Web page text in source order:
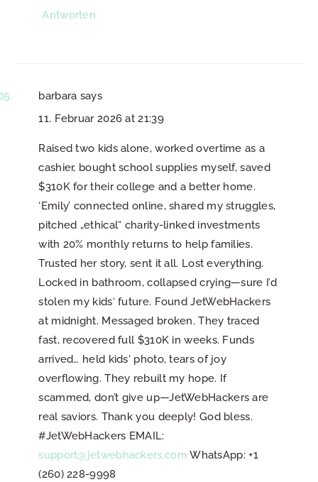
Antworten
barbara says
11. Februar 2026 at 21:39
Raised two kids alone, worked overtime as a
cashier, bought school supplies myself, saved
$310K for their college and a better home.
‘Emily’ connected online, shared my struggles,
pitched „ethical“ charity-linked investments
with 20% monthly returns to help families.
Trusted her story, sent it all. Lost everything.
Locked in bathroom, collapsed crying—sure I’d
stolen my kids‘ future. Found JetWebHackers
at midnight. Messaged broken. They traced
fast, recovered full $310K in weeks. Funds
arrived… held kids‘ photo, tears of joy
overflowing. They rebuilt my hope. If
scammed, don’t give up—JetWebHackers are
real saviors. Thank you deeply! God bless.
#JetWebHackers EMAIL:
support@jetwebhackers.com WhatsApp: +1
(260) 228-9998